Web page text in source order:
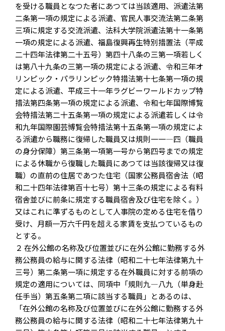
を受ける職員となつた者にあつては当該適用、派遣法第
二条第一項の規定による派遣、官民人事交流法第二条第
三項に規定する交流派遣、法科大学院派遣法第十一条第
一項の規定による派遣、福島復興再生特別措置法（平成
二十四年法律第二十五号）第四十八条の三第一項若しく
は第八十九条の三第一項の規定による派遣、令和三年オ
リンピック・パラリンピック特措法第十七条第一項の規
定による派遣、平成三十一年ラグビーワールドカップ特
措法第四条第一項の規定による派遣、令和七年国際博覧
会特措法第二十五条第一項の規定による派遣若しくは令
和九年国際園芸博覧会特措法第十五条第一項の規定によ
る派遣から職務に復帰した職員又は規則一一―四（職員
の身分保障）第三条第一項第一号から第四号までの規定
による休職から復職した職員にあつては当該復帰又は復
職）の直前の住居であつた住宅（国家公務員宿舎法（昭
和二十四年法律第百十七号）第十三条の規定による有料
宿舎並びに前条に規定する職員宿舎及び住宅を除く。）
又はこれに準ずるものとして人事院の定める住宅を借り
受け、月額一万六千円を超える家賃を支払つているもの
とする。
２ 在外公館の名称及び位置並びに在外公館に勤務する外
務公務員の給与に関する法律（昭和二十七年法律第九十
三号）第二条第一項に規定する在外職員に対する前項の
規定の適用については、同項中「規則九―八九（単身赴
任手当）第五条第二項に該当する職員」とあるのは、
「在外公館の名称及び位置並びに在外公館に勤務する外
務公務員の給与に関する法律（昭和二十七年法律第九十